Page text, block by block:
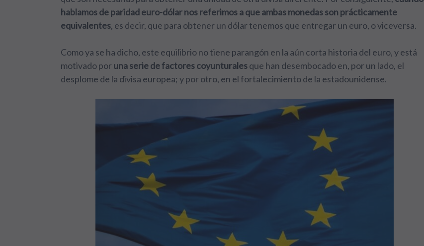
hablamos de paridad euro-dólar nos referimos a que ambas monedas son prácticamente
equivalentes, es decir, que para obtener un dólar tenemos que entregar un euro, o viceversa.
Como ya se ha dicho, este equilibrio no tiene parangón en la aún corta historia del euro, y está
motivado poruna serie de factores coyunturalesque han desembocado en, por un lado, el
desplome de la divisa europea; y por otro, en el fortalecimiento de la estadounidense.